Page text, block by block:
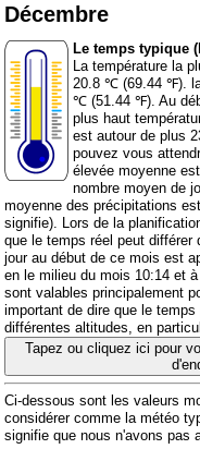
Décembre
Le temps typique
La température la
20.8 ℃ (69.44 ℉).
℃ (51.44 ℉). Au
plus haut
est autour de plus
pouvez vous
élevée moyenne
nombre moyen de
moyenne des précipitations
signifie). Lors de la
que le temps réel peut différer
jour au début de ce mois est
en le milieu du mois 10:14 et
sont valables principalement
important de dire que le
différentes altitudes, en
Tapez ou cliquez ici pour
Ci-dessous sont les valeurs
considérer comme la météo
signifie que nous n'avons pas